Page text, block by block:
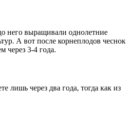
него выращивали однолетние
А вот после корнеплодов чеснок
через 3-4 года.
лишь через два года, тогда как из